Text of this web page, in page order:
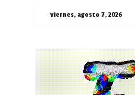
Saltarviernes, agosto 7, 2026
¯\_(ツ)_/
¯